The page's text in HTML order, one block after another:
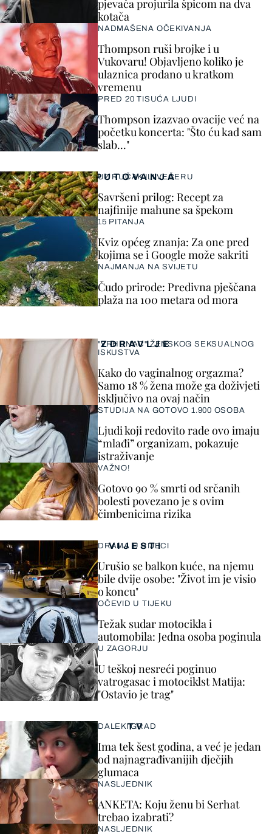
VIJESTI
DRAMA U RIJECI
Urušio se balkon kuće, na njemu
bile dvije osobe: "Život im je visio
o koncu"
OČEVID U TIJEKU
Težak sudar motocikla i
automobila: Jedna osoba poginula
U ZAGORJU
U teškoj nesreći poginuo
vatrogasac i motociklst Matija:
"Ostavio je trag"
pjevača projurila špicom na dva
kotača
NADMAŠENA OČEKIVANJA
Thompson ruši brojke i u
Vukovaru! Objavljeno koliko je
ulaznica prodano u kratkom
vremenu
PRED 20 TISUĆA LJUDI
Thompson izazvao ovacije već na
početku koncerta: "Što ću kad sam
slab..."
ZDRAVLJE
"VRHUNAC" ŽENSKOG SEKSUALNOG
ISKUSTVA
Kako do vaginalnog orgazma?
Samo 18 % žena može ga doživjeti
isključivo na ovaj način
STUDIJA NA GOTOVO 1.900 OSOBA
Ljudi koji redovito rade ovo imaju
“mlađi” organizam, pokazuje
istraživanje
VAŽNO!
Gotovo 90 % smrti od srčanih
bolesti povezano je s ovim
čimbenicima rizika
TV
DALEKI GRAD
Ima tek šest godina, a već je jedan
od najnagrađivanijih dječjih
glumaca
NASLJEDNIK
ANKETA: Koju ženu bi Serhat
trebao izabrati?
NASLJEDNIK
PUTOVANJA
UZ RUČAK ILI VEČERU
Savršeni prilog: Recept za
najfinije mahune sa špekom
15 PITANJA
Kviz općeg znanja: Za one pred
kojima se i Google može sakriti
NAJMANJA NA SVIJETU
Čudo prirode: Predivna pješčana
plaža na 100 metara od mora